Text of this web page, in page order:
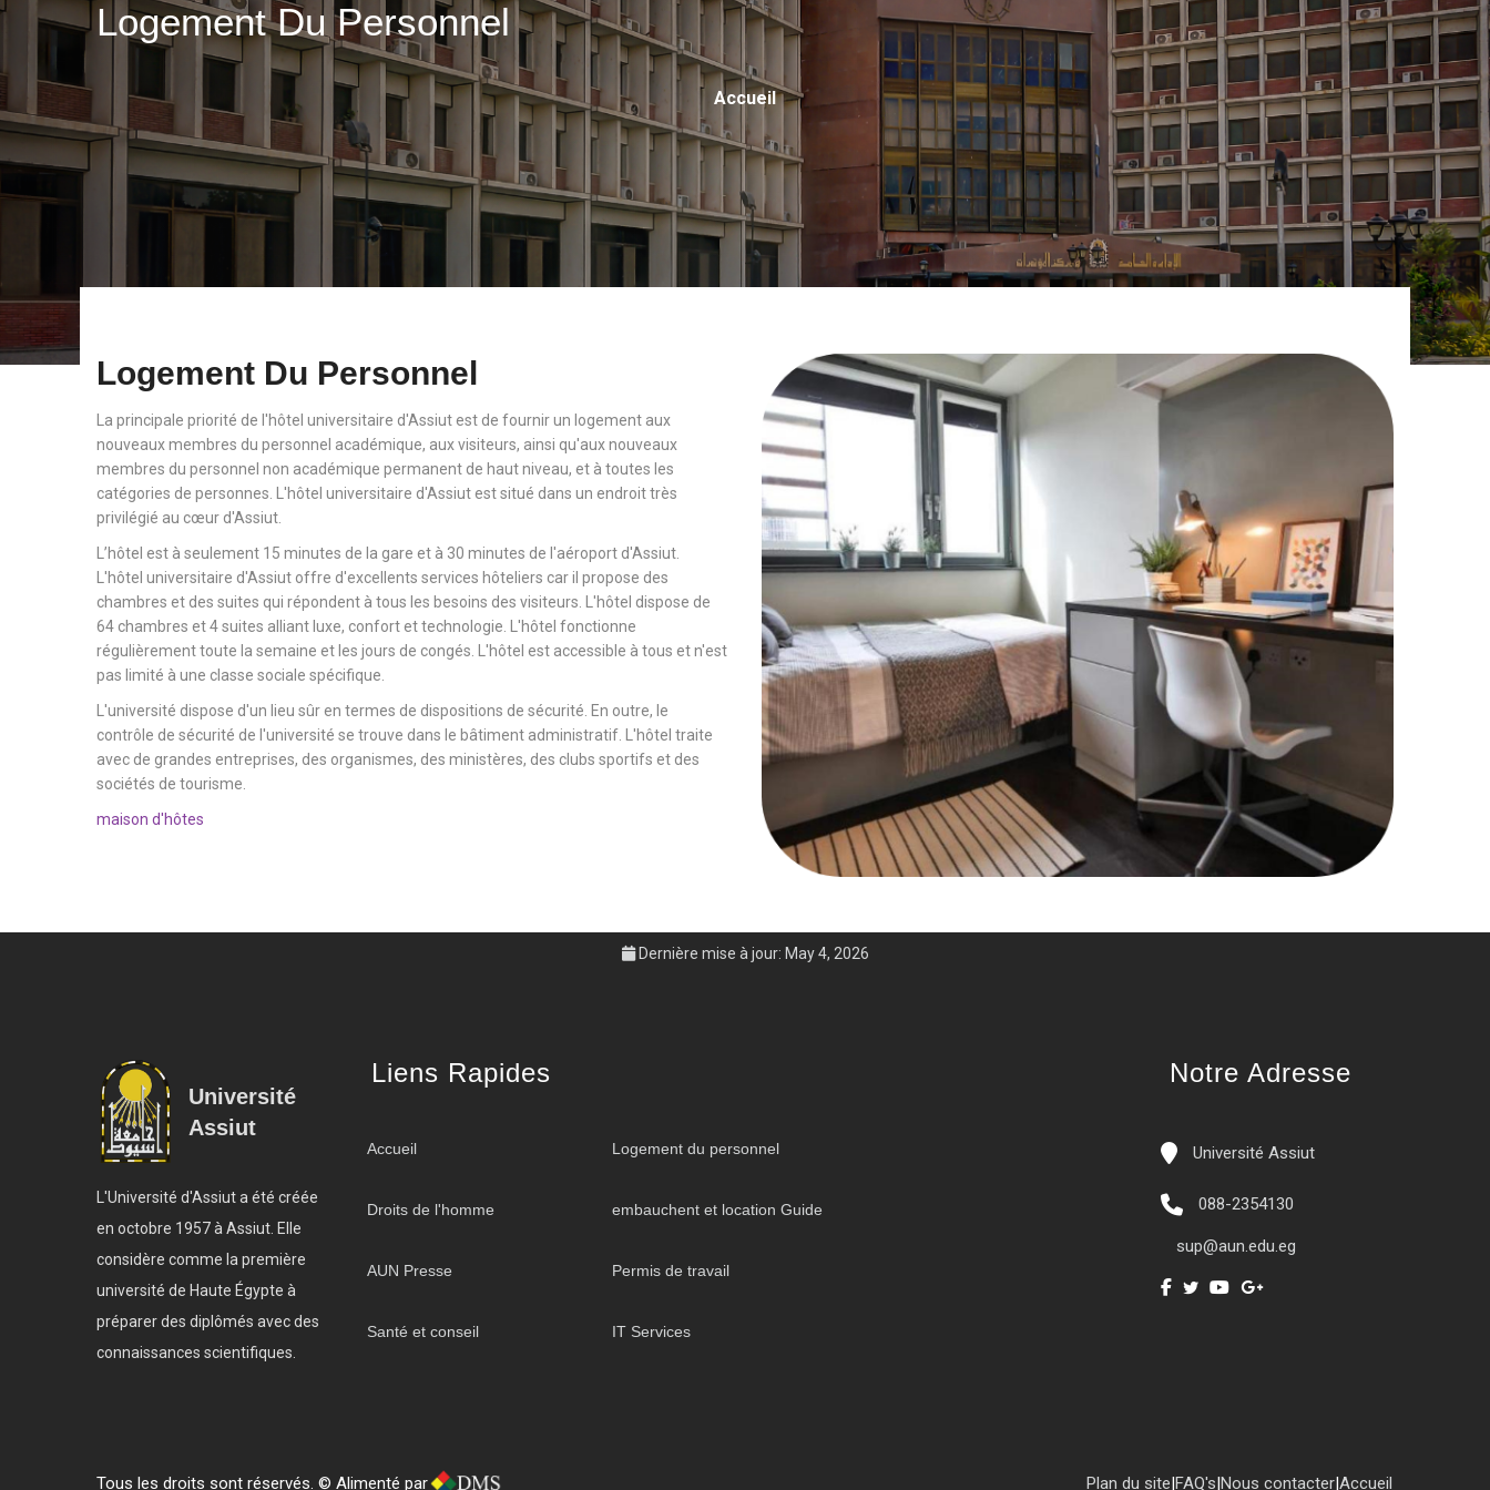
Logement Du Personnel
Fil
D'Ariane
Accueil
Logement Du Personnel
La principale priorité de l'hôtel universitaire d'Assiut est de fournir un logement aux
nouveaux membres du personnel académique, aux visiteurs, ainsi qu'aux nouveaux
membres du personnel non académique permanent de haut niveau, et à toutes les
catégories de personnes. L'hôtel universitaire d'Assiut est situé dans un endroit très
privilégié au cœur d'Assiut.
L’hôtel est à seulement 15 minutes de la gare et à 30 minutes de l'aéroport d'Assiut.
L'hôtel universitaire d'Assiut offre d'excellents services hôteliers car il propose des
chambres et des suites qui répondent à tous les besoins des visiteurs. L'hôtel dispose de
64 chambres et 4 suites alliant luxe, confort et technologie. L'hôtel fonctionne
régulièrement toute la semaine et les jours de congés. L'hôtel est accessible à tous et n'est
pas limité à une classe sociale spécifique.
L'université dispose d'un lieu sûr en termes de dispositions de sécurité. En outre, le
contrôle de sécurité de l'université se trouve dans le bâtiment administratif. L'hôtel traite
avec de grandes entreprises, des organismes, des ministères, des clubs sportifs et des
sociétés de tourisme.
maison d'hôtes
Dernière mise à jour: May 4, 2026
Université
Assiut
L'Université d'Assiut a été créée
en octobre 1957 à Assiut. Elle
considère comme la première
université de Haute Égypte à
préparer des diplômés avec des
connaissances scientifiques.
Liens Rapides
Accueil Logement du personnel
Droits de l'homme embauchent et location Guide
AUN Presse Permis de travail
Santé et conseil IT Services
Notre Adresse
Université Assiut
088-2354130
sup@aun.edu.eg
Tous les droits sont réservés. © Alimenté par Accueil
|
Nous contacter
|
FAQ's
|
Plan du site